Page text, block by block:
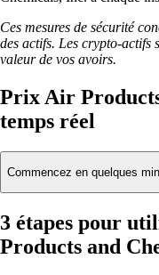
Ces mesures de sécurité
des actifs. Les crypto-actifs
valeur de vos avoirs.
Prix Air
temps réel
Commencez en quelques
3 étapes pour
Products and